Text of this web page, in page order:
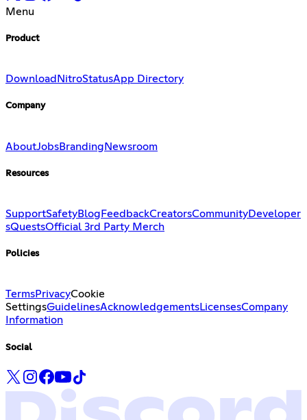
Menu
Product
Download NitroStatusApp Directory
Company
AboutJobsBranding Newsroom
Resources
SupportSafetyBlog FeedbackCreatorsCommunityDeveloper
sQuestsOfficial 3rd Party Merch
Policies
TermsPrivacyCookie
SettingsGuidelinesAcknowledgementsLicensesCompany
Information
Social